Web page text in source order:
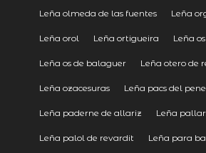
Leña olmeda de las fuentes Leña
Leña orol Leña ortigueira Leña
Leña os de balaguer Leña otero de
Leña ozacesuras Leña pacs del
Leña paderne de allariz Leña
Leña palol de revardit Leña para